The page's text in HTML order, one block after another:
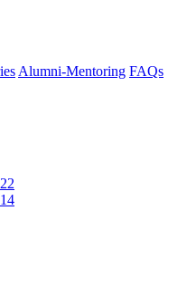
Alumni-Mentoring FAQs